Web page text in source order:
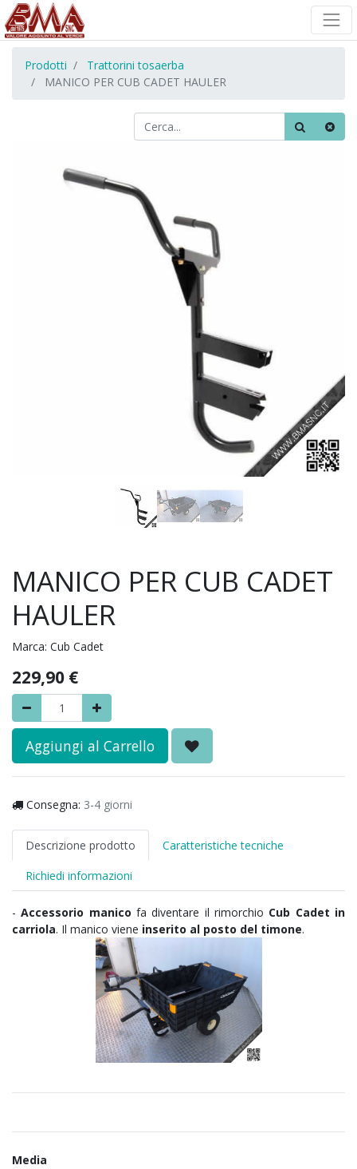
Prodotti
Trattorini tosaerba
MANICO PER CUB CADET HAULER
MANICO PER CUB CADET
HAULER
Marca: Cub Cadet
229,90 €
Aggiungi al Carrello
Consegna: 3-4 giorni
Descrizione prodotto
Caratteristiche tecniche
Richiedi informazioni
-Accessorio manico fa diventare il rimorchio Cub Cadet in
carriola. Il manico viene inserito al posto del timone.
Media